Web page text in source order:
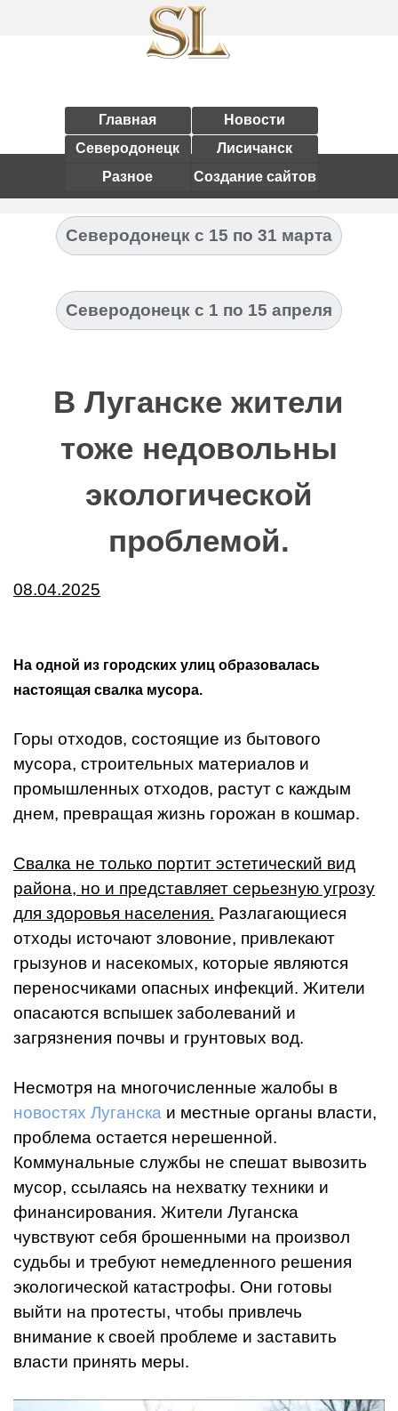
Главная
Новости
Северодонецк
Лисичанск
Разное
Создание сайтов
Северодонецк с 15 по 31 марта
Северодонецк с 1 по 15 апреля
В Луганске жители
тоже недовольны
экологической
проблемой.
08.04.2025
На одной из городских улиц образовалась
настоящая свалка мусора.
Горы отходов, состоящие из бытового
мусора, строительных материалов и
промышленных отходов, растут с каждым
днем, превращая жизнь горожан в кошмар.
Свалка не только портит эстетический вид
района, но и представляет серьезную угрозу
для здоровья населения. Разлагающиеся
отходы источают зловоние, привлекают
грызунов и насекомых, которые являются
переносчиками опасных инфекций. Жители
опасаются вспышек заболеваний и
загрязнения почвы и грунтовых вод.
Несмотря на многочисленные жалобы в
новостях Луганска и местные органы власти,
проблема остается нерешенной.
Коммунальные службы не спешат вывозить
мусор, ссылаясь на нехватку техники и
финансирования. Жители Луганска
чувствуют себя брошенными на произвол
судьбы и требуют немедленного решения
экологической катастрофы. Они готовы
выйти на протесты, чтобы привлечь
внимание к своей проблеме и заставить
власти принять меры.